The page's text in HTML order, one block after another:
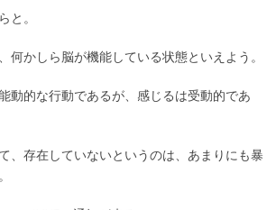
と。
何かしら脳が機能している状態といえよう。
動的な行動であるが、感じるは受動的であ
、存在していないというのは、あまりにも暴